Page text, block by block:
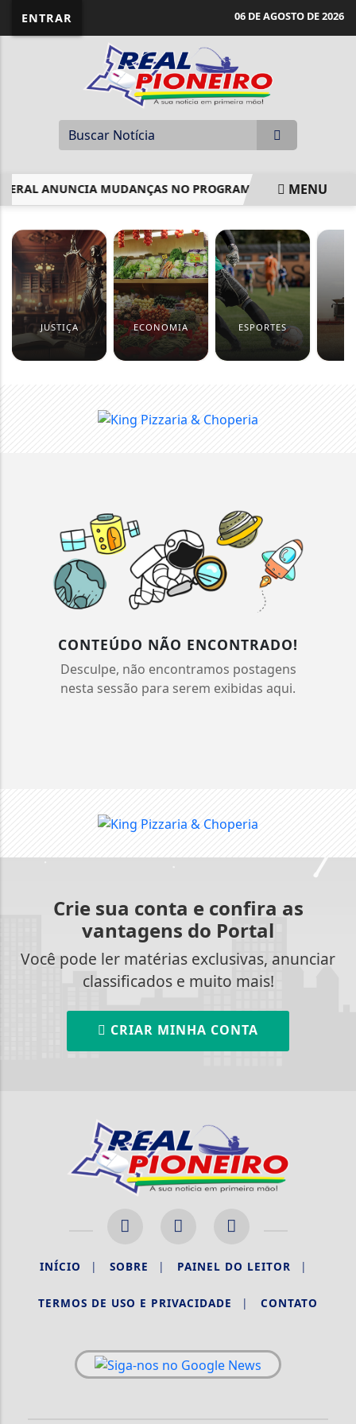
ENTRAR 06 DE AGOSTO DE 2026
ANUNCIA MUDANÇAS NO PROGRAMA DE COMPRAS
MENU
JUSTIÇA ECONOMIA ESPORTES
CONTEÚDO NÃO ENCONTRADO!
Desculpe, não encontramos postagens
nesta sessão para serem exibidas aqui.
Crie sua conta e confira as
vantagens do Portal
Você pode ler matérias exclusivas, anunciar
classificados e muito mais!
CRIAR MINHA CONTA
INÍCIO | SOBRE | PAINEL DO LEITOR |
TERMOS DE USO E PRIVACIDADE | CONTATO